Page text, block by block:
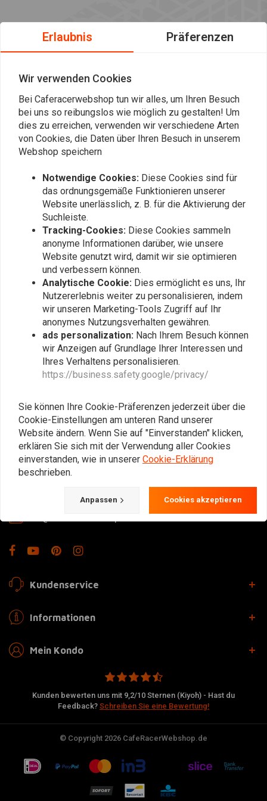
Immer auf dem Laufenden bleiben?
Abonnieren
Brat und andere Motorradbegeisterte.
Natürlich bieten wir auch Ausrüstung und
Kleidung an!
Gotenburgweg 46a, 9723 TM Groningen (The Netherlands)
+31 85 06 06 06 5
Kundenservice
Informationen
Mein Kondo
Kunden bewerten uns mit 9,2/10 Sternen (Kiyoh) - Hast du
Feedback? Schreiben Sie eine Bewertung!
© Copyright 2026 CafeRacerWebshop.de
Erlaubnis Präferenzen
Wir verwenden Cookies
Bei Caferacerwebshop tun wir alles, um Ihren Besuch
bei uns so reibungslos wie möglich zu gestalten! Um
dies zu erreichen, verwenden wir verschiedene Arten
von Cookies, die Daten über Ihren Besuch in unserem
Webshop speichern
Notwendige Cookies: Diese Cookies sind für
das ordnungsgemäße Funktionieren unserer
Website unerlässlich, z. B. für die Aktivierung der
Suchleiste.
Tracking-Cookies: Diese Cookies sammeln
anonyme Informationen darüber, wie unsere
Website genutzt wird, damit wir sie optimieren
und verbessern können.
Analytische Cookie: Dies ermöglicht es uns, Ihr
Nutzererlebnis weiter zu personalisieren, indem
wir unseren Marketing-Tools Zugriff auf Ihr
anonymes Nutzungsverhalten gewähren.
ads personalization: Nach Ihrem Besuch können
wir Anzeigen auf Grundlage Ihrer Interessen und
Ihres Verhaltens personalisieren.
https://business.safety.google/privacy/
Sie können Ihre Cookie-Präferenzen jederzeit über die
Cookie-Einstellungen am unteren Rand unserer
Website ändern. Wenn Sie auf "Einverstanden" klicken,
erklären Sie sich mit der Verwendung aller Cookies
einverstanden, wie in unserer Cookie-Erklärung
beschrieben.
Anpassen Cookies akzeptieren